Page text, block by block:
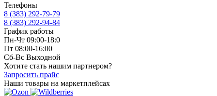
Телефоны
8 (383) 292-79-79
8 (383) 292-94-84
График работы
Пн-Чт 09:00-18:0
Пт 08:00-16:00
Сб-Вс Выходной
Хотите стать нашим партнером?
Запросить прайс
Наши товары на маркетплейсах